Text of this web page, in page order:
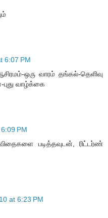
6:07 PM
ஒரு வார‌ம் த‌ங்க‌ல்-தெளிவு
வாழ்க்கை
PM
படித்தவுடன், ரிட்டர்ண்
at 6:23 PM